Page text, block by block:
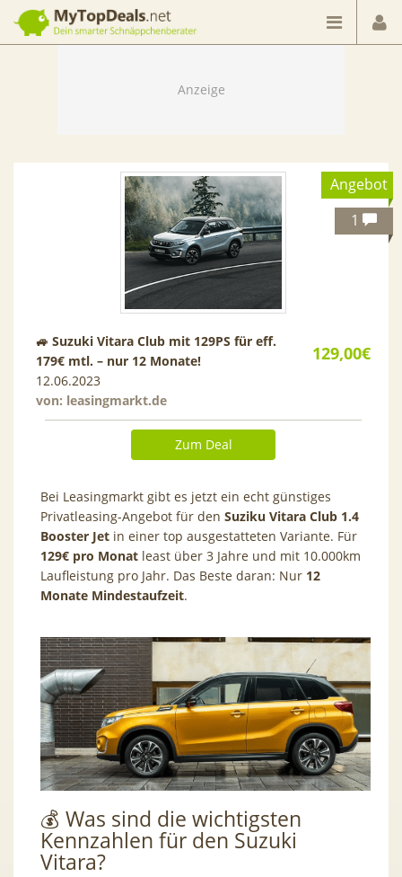
Dein smarter Schnäppchenberater
Angebot
1
129,00€
🚙 Suzuki Vitara Club mit 129PS für eff.
179€ mtl. – nur 12 Monate!
12.06.2023
von: leasingmarkt.de
Zum Deal
Bei Leasingmarkt gibt es jetzt ein echt günstiges
Privatleasing-Angebot für den Suziku Vitara Club 1.4
Booster Jet in einer top ausgestatteten Variante. Für
129€ pro Monat least über 3 Jahre und mit 10.000km
Laufleistung pro Jahr. Das Beste daran: Nur 12
Monate Mindestaufzeit.
💰 Was sind die wichtigsten
Kennzahlen für den Suzuki
Vitara?